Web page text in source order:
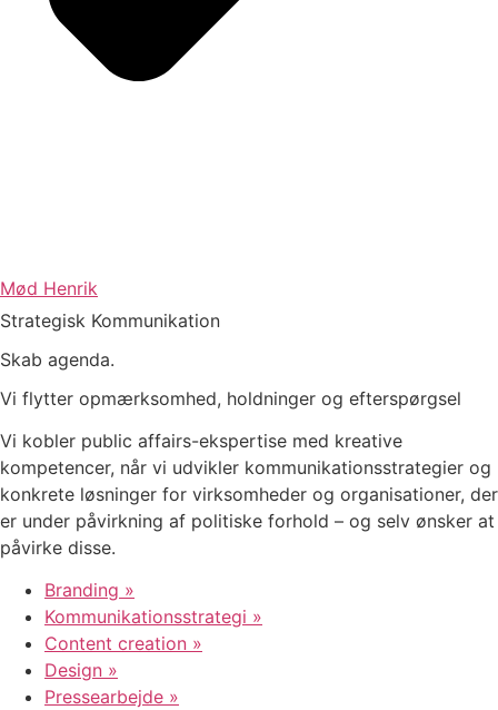
Mød Henrik
Strategisk Kommunikation
Skab agenda.
Vi flytter opmærksomhed, holdninger og efterspørgsel
Vi kobler public affairs-ekspertise med kreative
kompetencer, når vi udvikler kommunikationsstrategier og
konkrete løsninger for virksomheder og organisationer, der
er under påvirkning af politiske forhold – og selv ønsker at
påvirke disse.
Branding »
Kommunikationsstrategi »
Content creation »
Design »
Pressearbejde »